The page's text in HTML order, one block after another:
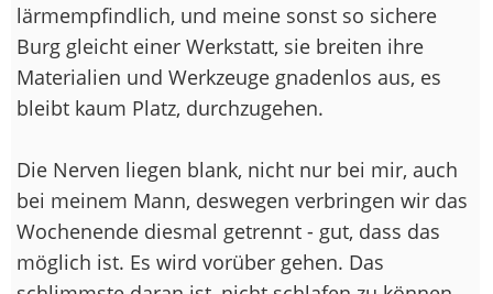
lärmempfindlich, und meine sonst so sichere
Burg gleicht einer Werkstatt, sie breiten ihre
Materialien und Werkzeuge gnadenlos aus, es
bleibt kaum Platz, durchzugehen.
Die Nerven liegen blank, nicht nur bei mir, auch
bei meinem Mann, deswegen verbringen wir das
Wochenende diesmal getrennt - gut, dass das
möglich ist. Es wird vorüber gehen. Das